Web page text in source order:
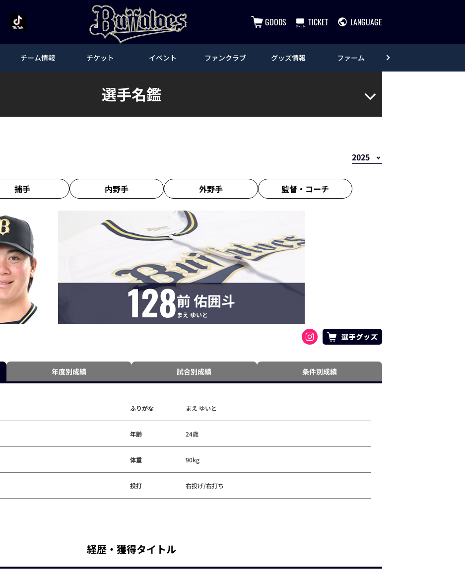
GOODS TICKET LANGUAGE
チーム情報 チケット イベント ファンクラブ グッズ情報 ファーム
選手名鑑
捕手 内野手 外野手 監督・ コーチ
128前 佑囲斗
まえ ゆいと
年度別成績 試合別成績 条件別成績
ふりがな まえ ゆいと
年齢 24歳
体重 90kg
投打 右投げ/右打ち
経歴・獲得タイトル